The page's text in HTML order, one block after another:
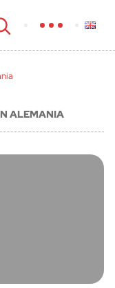
ALEMANIA